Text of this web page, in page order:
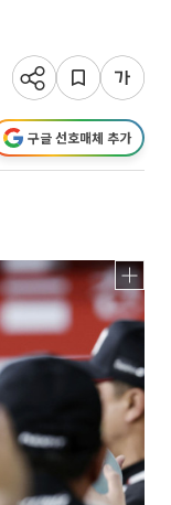
구글 선호매체 추가